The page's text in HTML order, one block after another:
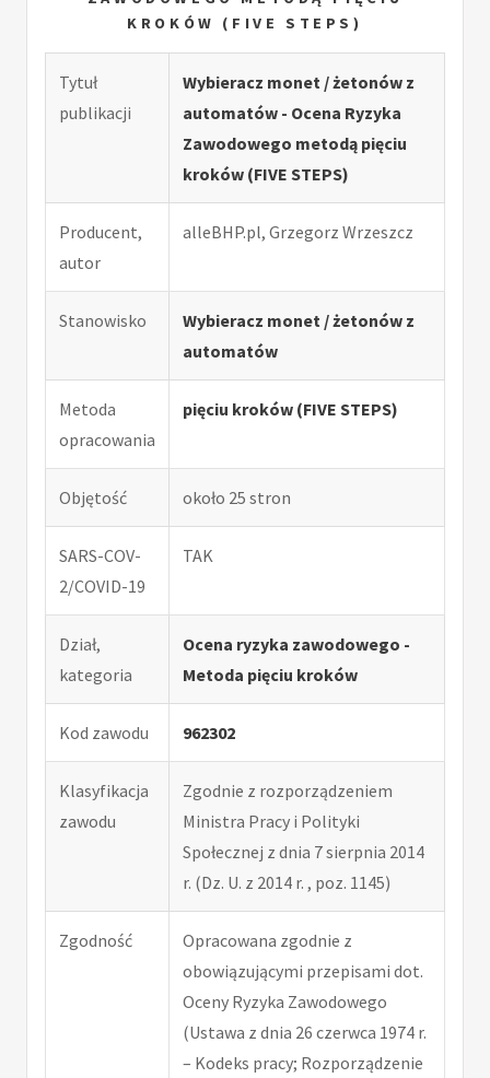
KROKÓW (FIVE STEPS)
Tytuł
publikacji
Wybieracz monet / żetonów z
automatów - Ocena Ryzyka
Zawodowego metodą pięciu
kroków (FIVE STEPS)
Producent,
autor
alleBHP.pl, Grzegorz Wrzeszcz
Stanowisko
Wybieracz monet / żetonów z
automatów
Metoda
opracowania
pięciu kroków (FIVE STEPS)
Objętość około 25 stron
SARS-COV-
2/COVID-19
TAK
Dział,
kategoria
Ocena ryzyka zawodowego -
Metoda pięciu kroków
Kod zawodu 962302
Klasyfikacja
zawodu
Zgodnie z rozporządzeniem
Ministra Pracy i Polityki
Społecznej z dnia 7 sierpnia 2014
r. (Dz. U. z 2014 r. , poz. 1145)
Zgodność
Opracowana zgodnie z
obowiązującymi przepisami dot.
Oceny Ryzyka Zawodowego
(Ustawa z dnia 26 czerwca 1974 r.
– Kodeks pracy; Rozporządzenie